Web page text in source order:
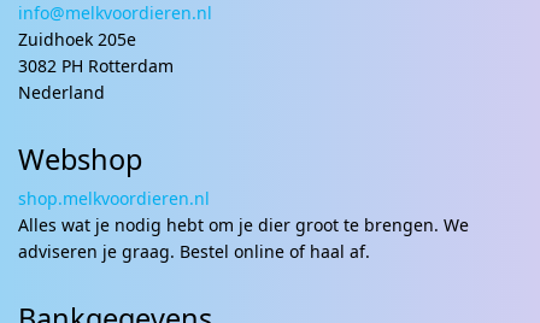
info@melkvoordieren.nl
Zuidhoek 205e
3082 PH Rotterdam
Nederland
Webshop
shop.melkvoordieren.nl
Alles wat je nodig hebt om je dier groot te brengen. We
adviseren je graag. Bestel online of haal af.